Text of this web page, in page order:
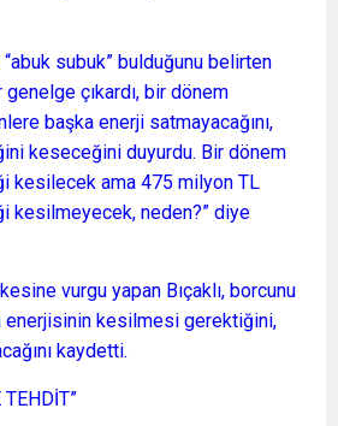
“abuk subuk” bulduğunu belirten
genelge çıkardı, bir dönem
başka enerji satmayacağını,
keseceğini duyurdu. Bir dönem
kesilecek ama 475 milyon TL
kesilmeyecek, neden?” diye
vurgu yapan Bıçaklı, borcunu
enerjisinin kesilmesi gerektiğini,
kaydetti.
TEHDİT”